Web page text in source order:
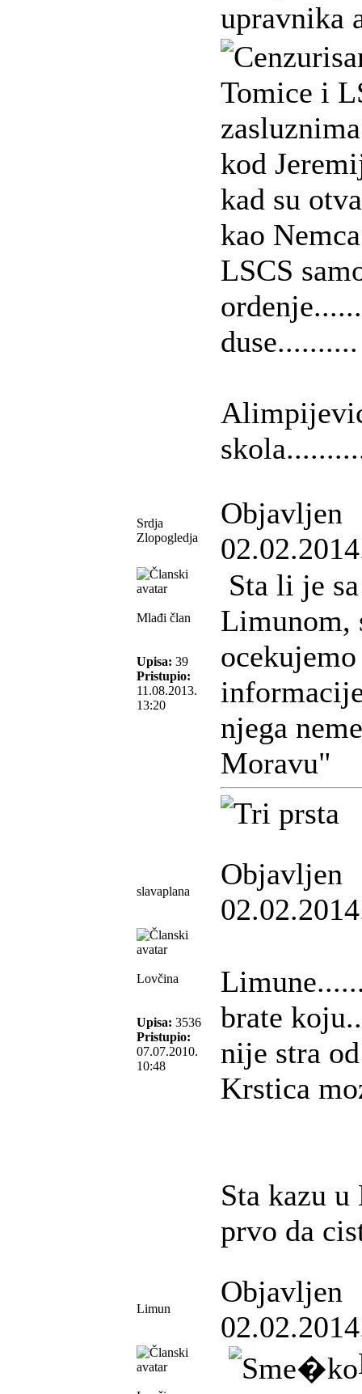
upravnika
Tomice i
kod
kad su
kao
LSCS
duse..........
Srdja
Zlopogledja
Objavljen
Mlađi član
Upisa: 39
Pristupio:
11.08.2013.
13:20
Sta li je
Limunom,
njega
Moravu"
slavaplana
Objavljen
Lovčina
Upisa: 3536
Pristupio:
07.07.2010.
10:48
brate
nije stra
Krstica
Sta kazu
prvo da
Limun
Objavljen